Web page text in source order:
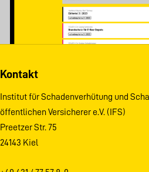
Kontakt
Institut für Schadenverhütung und
öffentlichen Versicherer e.V. (IFS)
Preetzer Str. 75
24143 Kiel